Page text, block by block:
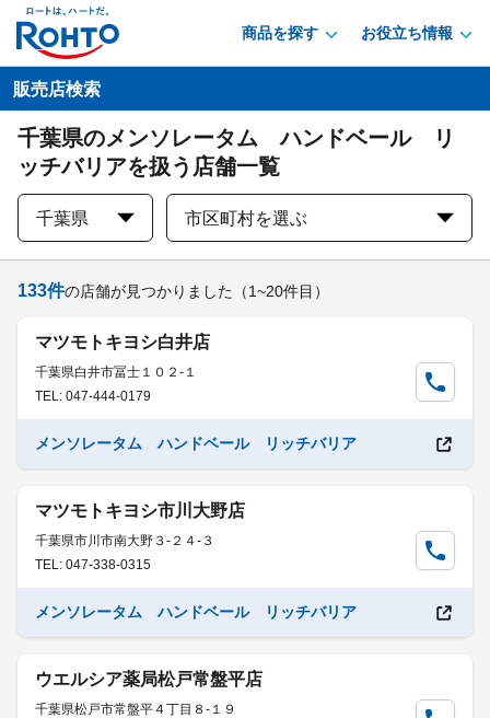
商品を探す お役立ち情報
販売店検索
千葉県のメンソレータム ハンドベール リ
ッチバリアを扱う店舗一覧
千葉県 市区町村を選ぶ
133件の店舗が見つかりました （1~20件目）
マツモトキヨシ白井店
千葉県白井市冨士１０２-１
TEL: 047-444-0179
メンソレータム ハンドベール リッチバリア
マツモトキヨシ市川大野店
千葉県市川市南大野３-２４-３
TEL: 047-338-0315
メンソレータム ハンドベール リッチバリア
ウエルシア薬局松戸常盤平店
千葉県松戸市常盤平４丁目８-１９